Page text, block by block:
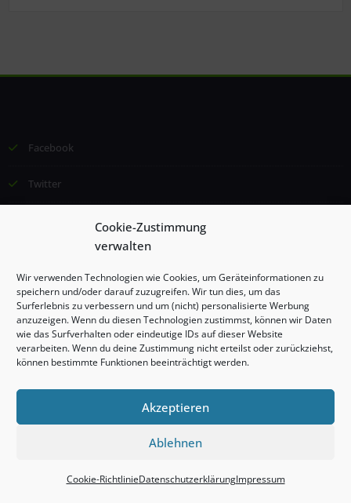
Cookie-Zustimmung
verwalten
Wir verwenden Technologien wie Cookies, um Geräteinformationen zu
speichern und/oder darauf zuzugreifen. Wir tun dies, um das
Surferlebnis zu verbessern und um (nicht) personalisierte Werbung
anzuzeigen. Wenn du diesen Technologien zustimmst, können wir Daten
wie das Surfverhalten oder eindeutige IDs auf dieser Website
verarbeiten. Wenn du deine Zustimmung nicht erteilst oder zurückziehst,
können bestimmte Funktionen beeinträchtigt werden.
Akzeptieren
Ablehnen
Cookie-RichtlinieDatenschutzerklärungImpressum
Facebook
Twitter
Borggrefe, Alle Rechte vorbehalten
Impressum
Datenschutzerklärung
Proudly powered byWordPress | Theme: Stacy